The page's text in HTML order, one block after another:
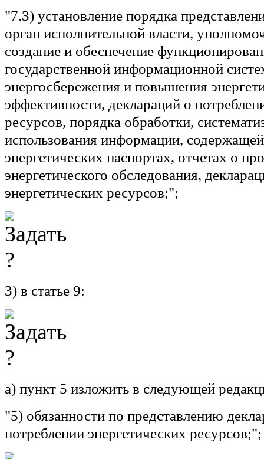
"7.3) установление порядка
орган исполнительной власти,
создание и обеспечение
государственной информационной
энергосбережения и повышения
эффективности, деклараций о
ресурсов, порядка обработки,
использования информации,
энергетических паспортах, отчетах о
энергетического обследования,
энергетических ресурсов;";
3) в статье 9:
а) пункт 5 изложить в следующей
"5) обязанности по представлению
потреблении энергетических ресурсов;";